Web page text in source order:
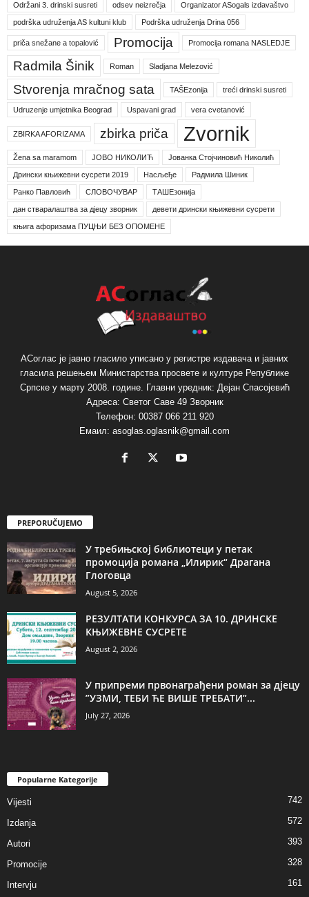
Održani 3. drinski susreti odsev neizrečja Organizator ASogals izdavaštvo
podrška udruženja AS kultuni klub Podrška udruženja Drina 056
priča snežane a topalović Promocija Promocija romana NASLEDJE
Radmila Šinik Roman Sladjana Melezović
Stvorenja mračnog sata TAŠEzonija treći drinski susreti
Udruzenje umjetnika Beograd Uspavani grad vera cvetanović
ZBIRKA AFORIZAMA zbirka priča Zvornik
Žena sa maramom ЈОВО НИКОЛИЋ Јованка Стојчиновић Николић
Дрински књижевни сусрети 2019 Насљеђе Радмила Шиник
Ранко Павловић СЛОВОЧУВАР ТАШЕзонија
дан стваралаштва за дјецу зворник девети дрински књижевни сусрети
књига афоризама ПУЦЊИ БЕЗ ОПОМЕНЕ
АСоглас је јавно гласило уписано у регистре издавача и јавних
гласила решењем Министарства просвете и културе Републике
Српске у марту 2008. године. Главни уредник: Дејан Спасојевић
Адреса: Светог Саве 49 Зворник
Телефон: 00387 066 211 920
Емаил: asoglas.oglasnik@gmail.com
PREPORUČUJEMO
У требињској библиотеци у петак
промоција романа „Илирик“ Драгана
Глоговца
August 5, 2026
РЕЗУЛТАТИ КОНКУРСА ЗА 10. ДРИНСКЕ
КЊИЖЕВНЕ СУСРЕТЕ
August 2, 2026
У припреми првонаграђени роман за дјецу
”УЗМИ, ТЕБИ ЋЕ ВИШЕ ТРЕБАТИ”...
July 27, 2026
Popularne Kategorije
Vijesti 742
Izdanja 572
Autori 393
Promocije 328
Intervju 161